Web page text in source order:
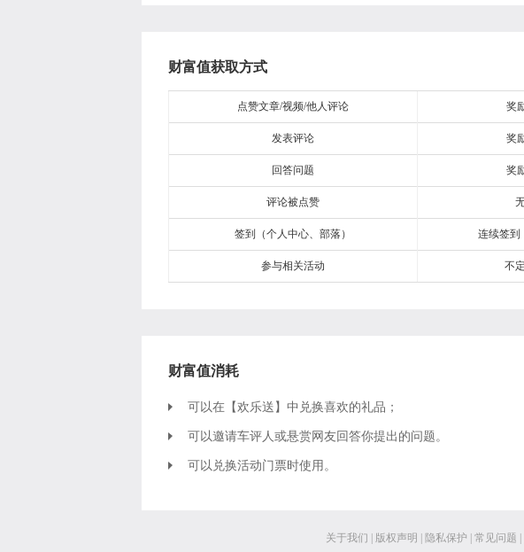
财富值获取方式
点赞文章/视频/他人评论 奖
发表评论 奖
回答问题 奖
评论被点赞
签到（个人中心、部落） 连续签到
参与相关活动 不
财富值消耗
可以在【欢乐送】中兑换喜欢的礼品；
可以邀请车评人或悬赏网友回答你提出的问题。
可以兑换活动门票时使用。
关于我们 版权声明 隐私保护 常见问题